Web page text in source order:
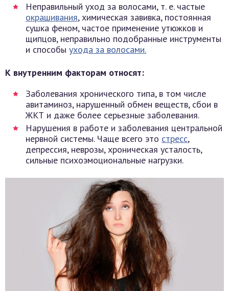
Неправильный уход за волосами, т. е. частые
окрашивания, химическая завивка, постоянная
сушка феном, частое применение утюжков и
щипцов, неправильно подобранные инструменты
и способы ухода за волосами.
К внутренним факторам относят:
Заболевания хронического типа, в том числе
авитаминоз, нарушенный обмен веществ, сбои в
ЖКТ и даже более серьезные заболевания.
Нарушения в работе и заболевания центральной
нервной системы. Чаще всего это стресс,
депрессия, неврозы, хроническая усталость,
сильные психоэмоциональные нагрузки.